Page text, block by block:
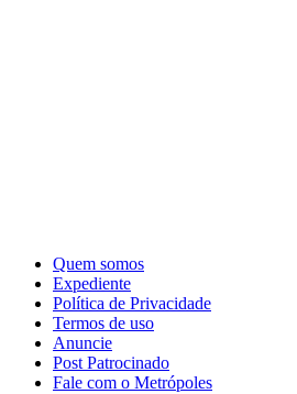
Quem somos
Expediente
Política de Privacidade
Termos de uso
Anuncie
Post Patrocinado
Fale com o Metrópoles